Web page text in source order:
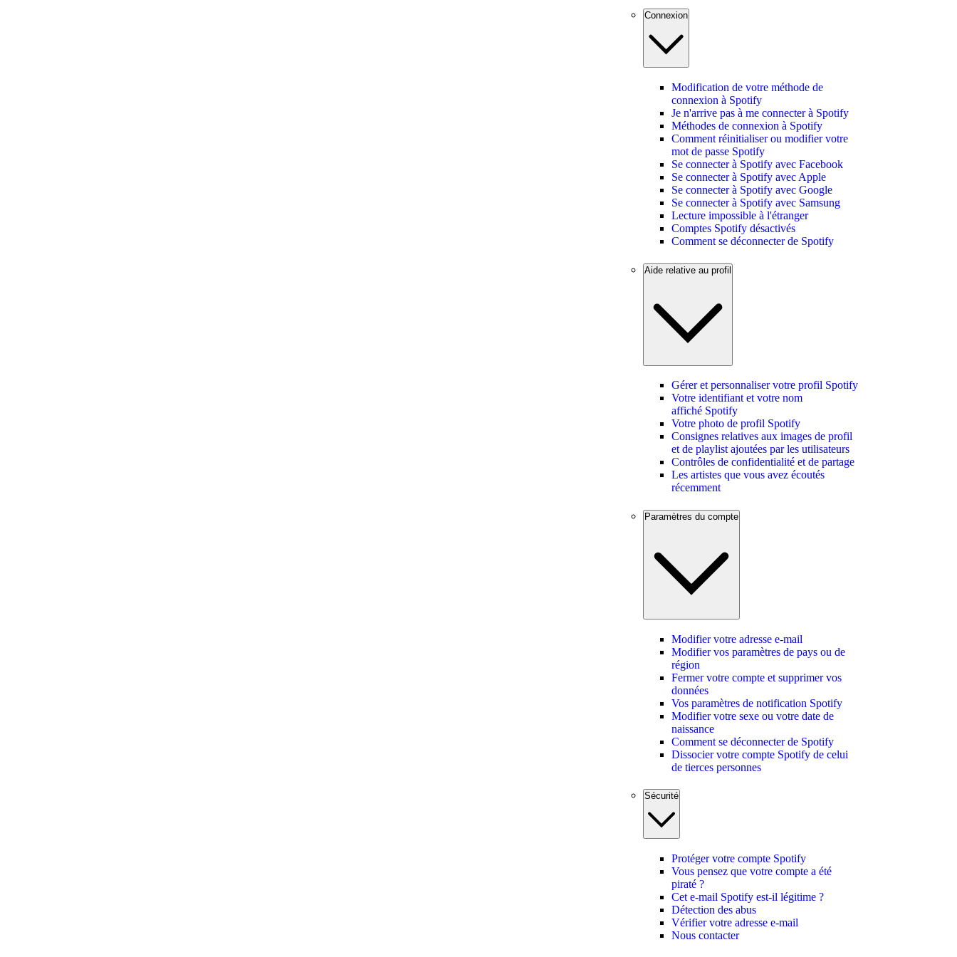
Connexion
Modification de votre méthode de
connexion à Spotify
Je n'arrive pas à me connecter à Spotify
Méthodes de connexion à Spotify
Comment réinitialiser ou modifier votre
mot de passe Spotify
Se connecter à Spotify avec Facebook
Se connecter à Spotify avec Apple
Se connecter à Spotify avec Google
Se connecter à Spotify avec Samsung
Lecture impossible à l'étranger
Comptes Spotify désactivés
Comment se déconnecter de Spotify
Aide relative au profil
Gérer et personnaliser votre profil Spotify
Votre identifiant et votre nom
affiché Spotify
Votre photo de profil Spotify
Consignes relatives aux images de profil
et de playlist ajoutées par les utilisateurs
Contrôles de confidentialité et de partage
Les artistes que vous avez écoutés
récemment
Paramètres du compte
Modifier votre adresse e-mail
Modifier vos paramètres de pays ou de
région
Fermer votre compte et supprimer vos
données
Vos paramètres de notification Spotify
Modifier votre sexe ou votre date de
naissance
Comment se déconnecter de Spotify
Dissocier votre compte Spotify de celui
de tierces personnes
Sécurité
Protéger votre compte Spotify
Vous pensez que votre compte a été
piraté ?
Cet e-mail Spotify est-il légitime ?
Détection des abus
Vérifier votre adresse e-mail
Nous contacter